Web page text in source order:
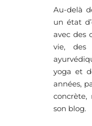
Au-delà
un état
avec des
vie, des
yoga et
années,
concrète,
son blog.